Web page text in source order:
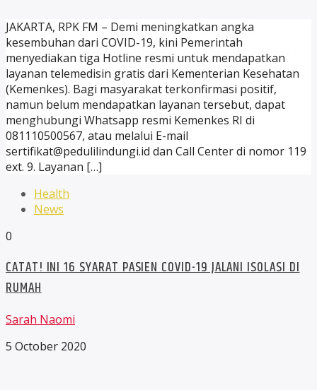
JAKARTA, RPK FM – Demi meningkatkan angka
kesembuhan dari COVID-19, kini Pemerintah
menyediakan tiga Hotline resmi untuk mendapatkan
layanan telemedisin gratis dari Kementerian Kesehatan
(Kemenkes). Bagi masyarakat terkonfirmasi positif,
namun belum mendapatkan layanan tersebut, dapat
menghubungi Whatsapp resmi Kemenkes RI di
081110500567, atau melalui E-mail
sertifikat@pedulilindungi.id dan Call Center di nomor 119
ext. 9. Layanan […]
Health
News
0
CATAT! INI 16 SYARAT PASIEN COVID-19 JALANI ISOLASI DI
RUMAH
Sarah Naomi
5 October 2020